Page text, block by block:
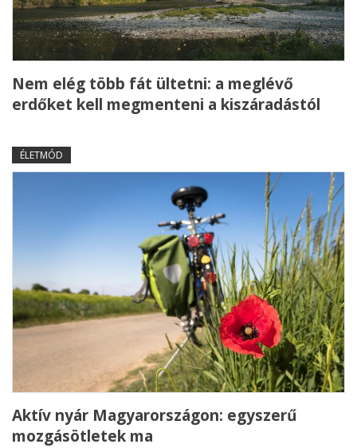
Nem elég több fát ültetni: a meglévő
erdőket kell megmenteni a kiszáradástól
ÉLETMÓD
Aktív nyár Magyarországon: egyszerű
mozgásötletek ma